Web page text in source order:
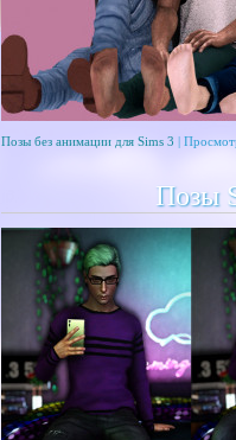
Позы без анимации для Sims 3 |
Позы